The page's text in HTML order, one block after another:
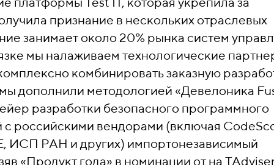
признание в нескольких отраслевых
занимает около 20% рынка систем
мы налаживаем технологические
комбинировать заказную
дополнили методологией «Девелоника
разработки безопасного программного
российскими вендорами (включая
РАН и других) импортонезависимый
«Продукт года» в номинации от на